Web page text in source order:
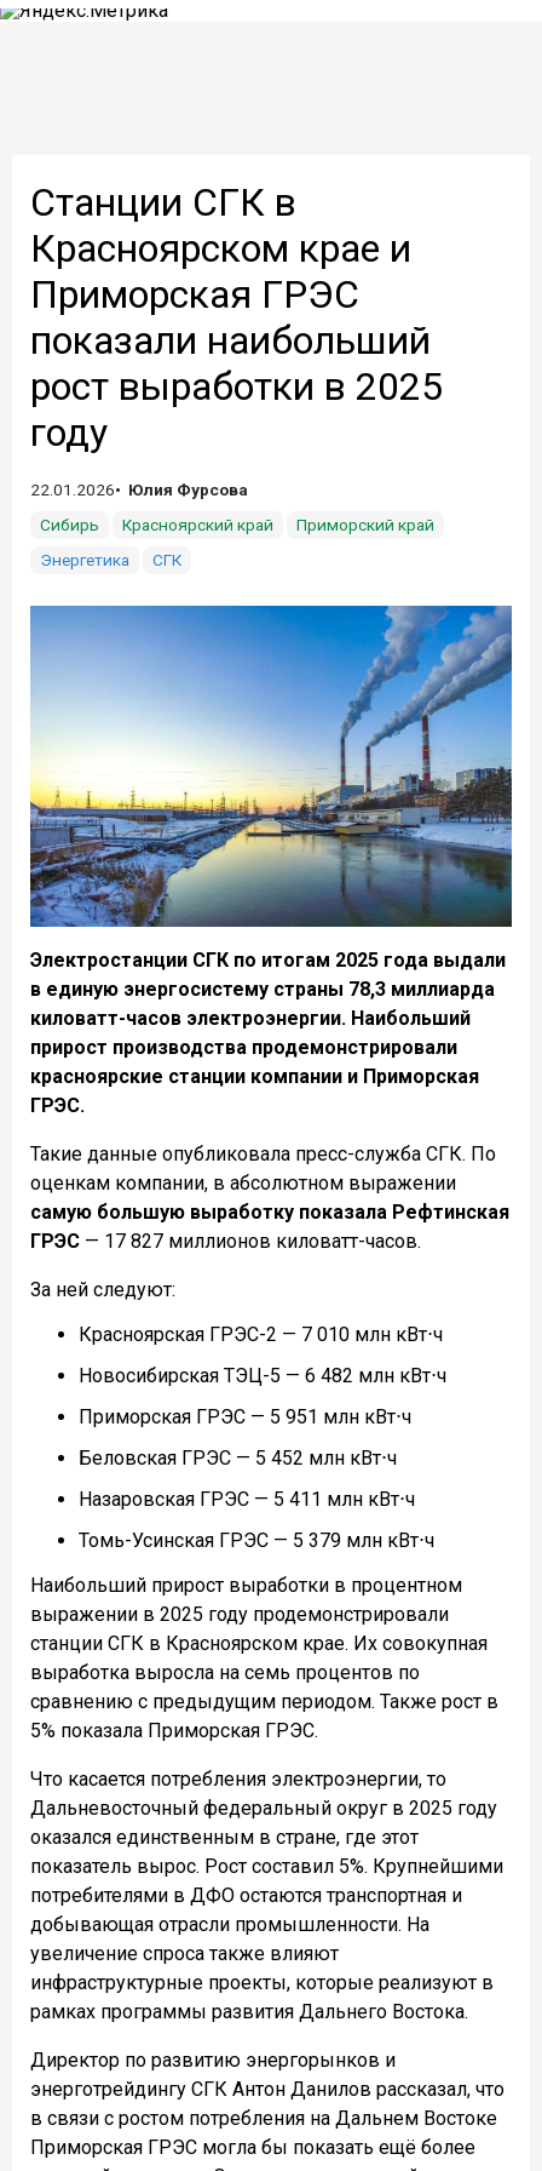
Станции СГК в
Красноярском крае и
Приморская ГРЭС
показали наибольший
рост выработки в 2025
году
22.01.2026
Юлия Фурсова
Сибирь
Красноярский край
Приморский край
Энергетика
СГК
Электростанции СГК по итогам 2025 года выдали
в единую энергосистему страны 78,3 миллиарда
киловатт-часов электроэнергии. Наибольший
прирост производства продемонстрировали
красноярские станции компании и Приморская
ГРЭС.
Такие данные опубликовала пресс-служба СГК. По
оценкам компании, в абсолютном выражении
самую большую выработку показала Рефтинская
ГРЭС — 17 827 миллионов киловатт-часов.
За ней следуют:
Красноярская ГРЭС-2 — 7 010 млн кВт⋅ч
Новосибирская ТЭЦ-5 — 6 482 млн кВт⋅ч
Приморская ГРЭС — 5 951 млн кВт⋅ч
Беловская ГРЭС — 5 452 млн кВт⋅ч
Назаровская ГРЭС — 5 411 млн кВт⋅ч
Томь-Усинская ГРЭС — 5 379 млн кВт⋅ч
Наибольший прирост выработки в процентном
выражении в 2025 году продемонстрировали
станции СГК в Красноярском крае. Их совокупная
выработка выросла на семь процентов по
сравнению с предыдущим периодом. Также рост в
5% показала Приморская ГРЭС.
Что касается потребления электроэнергии, то
Дальневосточный федеральный округ в 2025 году
оказался единственным в стране, где этот
показатель вырос. Рост составил 5%. Крупнейшими
потребителями в ДФО остаются транспортная и
добывающая отрасли промышленности. На
увеличение спроса также влияют
инфраструктурные проекты, которые реализуют в
рамках программы развития Дальнего Востока.
Директор по развитию энергорынков и
энерготрейдингу СГК Антон Данилов рассказал, что
в связи с ростом потребления на Дальнем Востоке
Приморская ГРЭС могла бы показать ещё более